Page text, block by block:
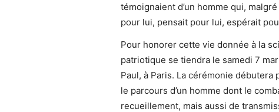
témoignaient d’un homme qui,
pour lui, pensait pour lui, espérait
Pour honorer cette vie donnée à la
patriotique se tiendra le samedi 7
Paul, à Paris. La cérémonie
le parcours d’un homme dont le
recueillement, mais aussi de